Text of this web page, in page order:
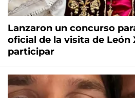
Lanzaron un concurso
oficial de la visita de León
participar